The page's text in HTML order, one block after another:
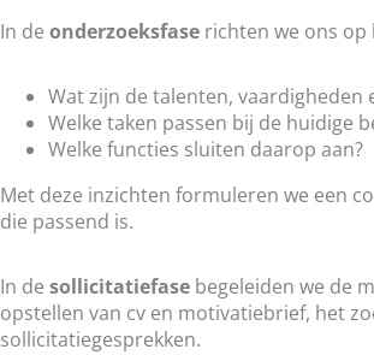
In de onderzoeksfase richten we ons
Wat zijn de talenten, vaardigheden
Welke taken passen bij de huidige
Welke functies sluiten daarop aan?
Met deze inzichten formuleren we een
die passend is.
In de sollicitatiefase begeleiden we de
opstellen van cv en motivatiebrief, het
sollicitatiegesprekken.